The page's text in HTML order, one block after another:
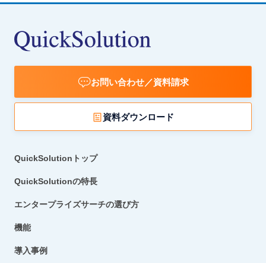
お問い合わせ／資料請求
資料ダウンロード
QuickSolutionトップ
QuickSolutionの特長
エンタープライズサーチの選び方
機能
導入事例